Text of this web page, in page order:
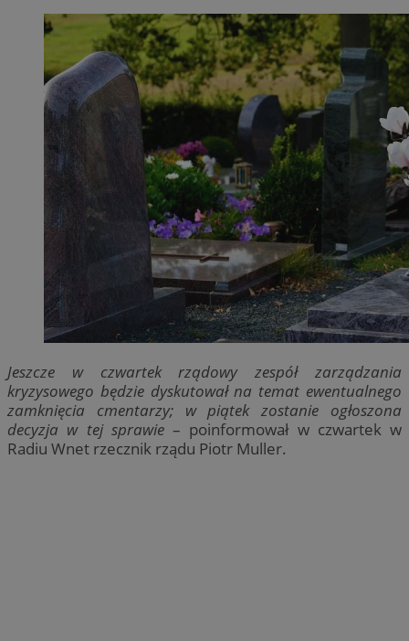
Jeszcze w czwartek rządowy zespół zarządzania
kryzysowego będzie dyskutował na temat ewentualnego
zamknięcia cmentarzy; w piątek zostanie ogłoszona
decyzja w tej sprawie– poinformował w czwartek w
Radiu Wnet rzecznik rządu Piotr Muller.